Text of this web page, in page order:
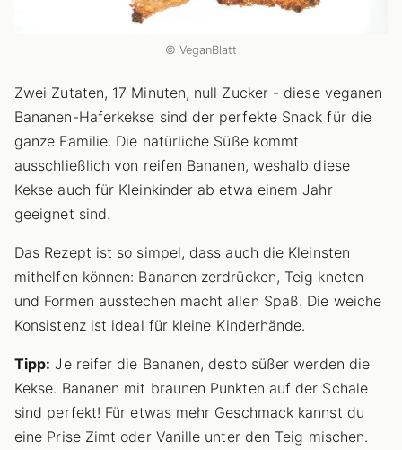
© VeganBlatt
Zwei Zutaten, 17 Minuten, null Zucker - diese veganen
Bananen-Haferkekse sind der perfekte Snack für die
ganze Familie. Die natürliche Süße kommt
ausschließlich von reifen Bananen, weshalb diese
Kekse auch für Kleinkinder ab etwa einem Jahr
geeignet sind.
Das Rezept ist so simpel, dass auch die Kleinsten
mithelfen können: Bananen zerdrücken, Teig kneten
und Formen ausstechen macht allen Spaß. Die weiche
Konsistenz ist ideal für kleine Kinderhände.
Tipp: Je reifer die Bananen, desto süßer werden die
Kekse. Bananen mit braunen Punkten auf der Schale
sind perfekt! Für etwas mehr Geschmack kannst du
eine Prise Zimt oder Vanille unter den Teig mischen.